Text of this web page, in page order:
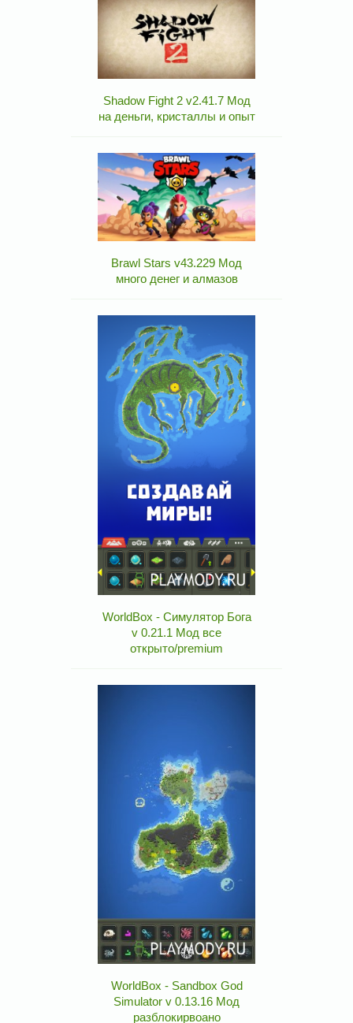
Shadow Fight 2 v2.41.7 Мод
на деньги, кристаллы и опыт
Brawl Stars v43.229 Мод
много денег и алмазов
WorldBox - Симулятор Бога
v 0.21.1 Мод все
открыто/premium
WorldBox - Sandbox God
Simulator v 0.13.16 Мод
разблокирвоано